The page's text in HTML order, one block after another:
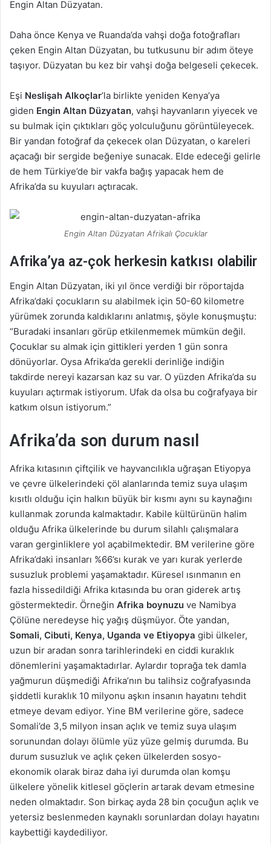
Engin Altan Düzyatan.
Daha önce Kenya ve Ruanda’da vahşi doğa fotoğrafları
çeken Engin Altan Düzyatan, bu tutkusunu bir adım öteye
taşıyor. Düzyatan bu kez bir vahşi doğa belgeseli çekecek.
Eşi Neslişah Alkoçlar’la birlikte yeniden Kenya’ya
giden Engin Altan Düzyatan, vahşi hayvanların yiyecek ve
su bulmak için çıktıkları göç yolculuğunu görüntüleyecek.
Bir yandan fotoğraf da çekecek olan Düzyatan, o kareleri
açacağı bir sergide beğeniye sunacak. Elde edeceği gelirle
de hem Türkiye’de bir vakfa bağış yapacak hem de
Afrika’da su kuyuları açtıracak.
Engin Altan Düzyatan Afrikalı Çocuklar
Afrika’ya az-çok herkesin katkısı olabilir
Engin Altan Düzyatan, iki yıl önce verdiği bir röportajda
Afrika’daki çocukların su alabilmek için 50-60 kilometre
yürümek zorunda kaldıklarını anlatmış, şöyle konuşmuştu:
“Buradaki insanları görüp etkilenmemek mümkün değil.
Çocuklar su almak için gittikleri yerden 1 gün sonra
dönüyorlar. Oysa Afrika’da gerekli derinliğe indiğin
takdirde nereyi kazarsan kaz su var. O yüzden Afrika’da su
kuyuları açtırmak istiyorum. Ufak da olsa bu coğrafyaya bir
katkım olsun istiyorum.”
Afrika’da son durum nasıl
Afrika kıtasının çiftçilik ve hayvancılıkla uğraşan Etiyopya
ve çevre ülkelerindeki çöl alanlarında temiz suya ulaşım
kısıtlı olduğu için halkın büyük bir kısmı aynı su kaynağını
kullanmak zorunda kalmaktadır. Kabile kültürünün halim
olduğu Afrika ülkelerinde bu durum silahlı çalışmalara
varan gerginliklere yol açabilmektedir. BM verilerine göre
Afrika’daki insanları %66’sı kurak ve yarı kurak yerlerde
susuzluk problemi yaşamaktadır. Küresel ısınmanın en
fazla hissedildiği Afrika kıtasında bu oran giderek artış
göstermektedir. Örneğin Afrika boynuzu ve Namibya
Çölüne neredeyse hiç yağış düşmüyor. Öte yandan,
Somali, Cibuti, Kenya, Uganda ve Etiyopya gibi ülkeler,
uzun bir aradan sonra tarihlerindeki en ciddi kuraklık
dönemlerini yaşamaktadırlar. Aylardır toprağa tek damla
yağmurun düşmediği Afrika’nın bu talihsiz coğrafyasında
şiddetli kuraklık 10 milyonu aşkın insanın hayatını tehdit
etmeye devam ediyor. Yine BM verilerine göre, sadece
Somali’de 3,5 milyon insan açlık ve temiz suya ulaşım
sorunundan dolayı ölümle yüz yüze gelmiş durumda. Bu
durum susuzluk ve açlık çeken ülkelerden sosyo-
ekonomik olarak biraz daha iyi durumda olan komşu
ülkelere yönelik kitlesel göçlerin artarak devam etmesine
neden olmaktadır. Son birkaç ayda 28 bin çocuğun açlık ve
yetersiz beslenmeden kaynaklı sorunlardan dolayı hayatını
kaybettiği kaydediliyor.